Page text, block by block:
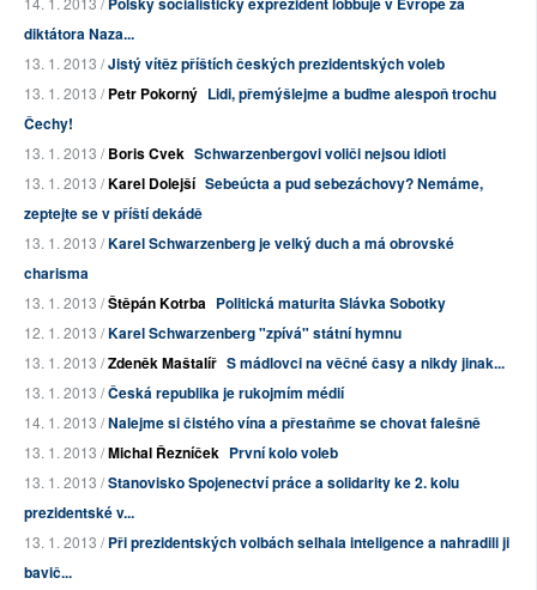
diktátora Naza...
13. 1. 2013 /Jistý vítěz příštích českých prezidentských voleb
13. 1. 2013 /Petr Pokorný Lidi, přemýšlejme a buďme alespoň trochu
Čechy!
13. 1. 2013 /Boris Cvek Schwarzenbergovi voliči nejsou idioti
13. 1. 2013 /Karel Dolejší Sebeúcta a pud sebezáchovy? Nemáme,
zeptejte se v příští dekádě
13. 1. 2013 /Karel Schwarzenberg je velký duch a má obrovské
charisma
13. 1. 2013 /Štěpán Kotrba Politická maturita Slávka Sobotky
12. 1. 2013 /Karel Schwarzenberg "zpívá" státní hymnu
13. 1. 2013 /Zdeněk Maštalíř S mádlovci na věčné časy a nikdy jinak...
13. 1. 2013 /Česká republika je rukojmím médií
14. 1. 2013 /Nalejme si čistého vína a přestaňme se chovat falešně
13. 1. 2013 /Michal Řezníček První kolo voleb
13. 1. 2013 /Stanovisko Spojenectví práce a solidarity ke 2. kolu
prezidentské v...
13. 1. 2013 /Při prezidentských volbách selhala inteligence a nahradili ji
bavič...